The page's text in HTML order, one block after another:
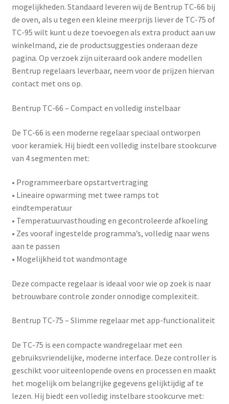
mogelijkheden. Standaard leveren wij de Bentrup TC-66 bij
de oven, als u tegen een kleine meerprijs liever de TC-75 of
TC-95 wilt kunt u deze toevoegen als extra product aan uw
winkelmand, zie de productsuggesties onderaan deze
pagina. Op verzoek zijn uiteraard ook andere modellen
Bentrup regelaars leverbaar, neem voor de prijzen hiervan
contact met ons op.
Bentrup TC-66 – Compact en volledig instelbaar
De TC-66 is een moderne regelaar speciaal ontworpen
voor keramiek. Hij biedt een volledig instelbare stookcurve
van 4 segmenten met:
• Programmeerbare opstartvertraging
• Lineaire opwarming met twee ramps tot
eindtemperatuur
• Temperatuurvasthouding en gecontroleerde afkoeling
• Zes vooraf ingestelde programma’s, volledig naar wens
aan te passen
• Mogelijkheid tot wandmontage
Deze compacte regelaar is ideaal voor wie op zoek is naar
betrouwbare controle zonder onnodige complexiteit.
Bentrup TC-75 – Slimme regelaar met app-functionaliteit
De TC-75 is een compacte wandregelaar met een
gebruiksvriendelijke, moderne interface. Deze controller is
geschikt voor uiteenlopende ovens en processen en maakt
het mogelijk om belangrijke gegevens gelijktijdig af te
lezen. Hij biedt een volledig instelbare stookcurve met: